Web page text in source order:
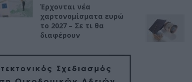
Έρχονται νέα
χαρτονομίσματα ευρώ
το 2027 – Σε τι θα
διαφέρουν